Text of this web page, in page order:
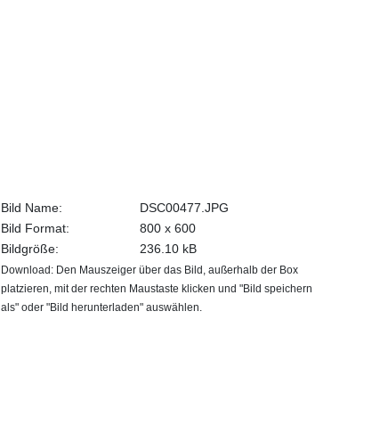
Bild Name:
DSC00477.JPG
Bild Format:
800 x 600
Bildgröße:
236.10 kB
Download: Den Mauszeiger über das Bild, außerhalb der Box
platzieren, mit der rechten Maustaste klicken und "Bild speichern
als" oder "Bild herunterladen" auswählen.